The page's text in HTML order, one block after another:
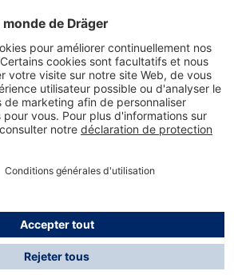
La technologie
d'expédition ne sont pas inclus
sauf mention contraire. Des frais